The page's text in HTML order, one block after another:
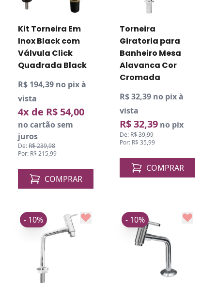
Kit Torneira Em
Inox Black com
Válvula Click
Quadrada Black
R$ 194,39 no pix à
vista
4x de R$ 54,00
no cartão sem
juros
De:R$ 239,98
Por: R$ 215,99
COMPRAR
Torneira
Giratoria para
Banheiro Mesa
Alavanca Cor
Cromada
R$ 32,39 no pix à
vista
R$ 32,39no pix
De:R$ 39,99
Por: R$ 35,99
COMPRAR
- 10% - 10%